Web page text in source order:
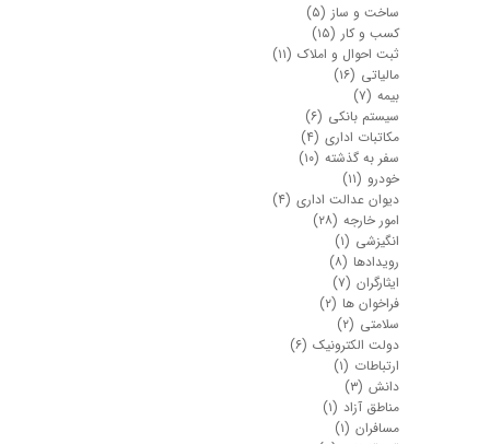
ساخت و ساز (۵)
کسب و کار (۱۵)
ثبت احوال و املاک (۱۱)
مالیاتی (۱۶)
بیمه (۷)
سیستم بانکی (۶)
مکاتبات اداری (۴)
سفر به گذشته (۱۰)
خودرو (۱۱)
دیوان عدالت اداری (۴)
امور خارجه (۲۸)
انگیزشی (۱)
رویدادها (۸)
ایثارگران (۷)
فراخوان ها (۲)
سلامتی (۲)
دولت الکترونیک (۶)
ارتباطات (۱)
دانش (۳)
مناطق آزاد (۱)
مسافران (۱)